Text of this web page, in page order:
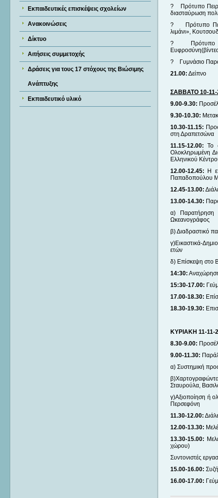
Εκπαιδευτικές επισκέψεις σχολείων
Ανακοινώσεις
Δίκτυο
Αιτήσεις συμμετοχής
Δράσεις για τους 17 στόχους της Βιώσιμης
Ανάπτυξης
Εκπαιδευτικό υλικό
? Πρότυπο
διασταύρωση
? Πρότυπο
λιμάνι»,
? Πρότυπο
? Γυμνάσιο
21.00: Δείπνο
ΣΑΒΒΑΤΟ 10-11-
9.00-9.30:
9.30-10.30:
10.30-11.15:
στη Δραπετσώνα
11.15-12.00:Το
Ολοκληρωμένη
Ελληνικού
12.00-12.45: Η
Παπαδοπούλου
12.45-13.00:
13.00-14.30:
α) Παρατήρηση
Ωκεανογράφος
β) Διαδραστικό
γ)Εικαστικά-
ετών
δ) Επίσκεψη
14:30:
15:30-17.00:
17.00-18.30:
18.30-19.30:
ΚΥΡΙΑΚΗ 11-11-
8.30-9.00:
9.00-11.30:
α) Συστημική
Σταυρούλα,
γ)Αξιοποίηση ή
Περσεφόνη
11.30-12.00:
12.00-13.30:
13.30-15.00:
χώρου)
Συντονιστές
15.00-16.00:
16.00-17.00: